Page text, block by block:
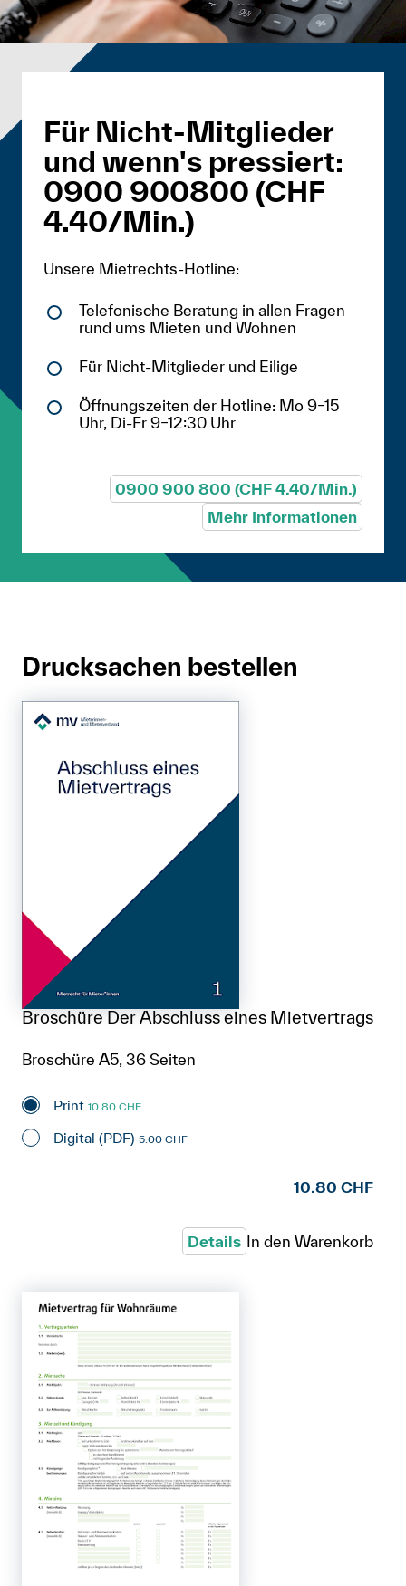
Für Nicht-Mitglieder
und wenn's pressiert:
0900 900800 (CHF
4.40/Min.)
Unsere Mietrechts-Hotline:
Telefonische Beratung in allen Fragen
rund ums Mieten und Wohnen
Für Nicht-Mitglieder und Eilige
Öffnungszeiten der Hotline: Mo 9–15
Uhr, Di-Fr 9–12:30 Uhr
0900 900 800 (CHF 4.40/Min.)
Mehr Informationen
Drucksachen bestellen
Broschüre Der Abschluss eines Mietvertrags
Broschüre A5, 36 Seiten
Print 10.80 CHF
Digital (PDF) 5.00 CHF
10.80 CHF
Details In den Warenkorb